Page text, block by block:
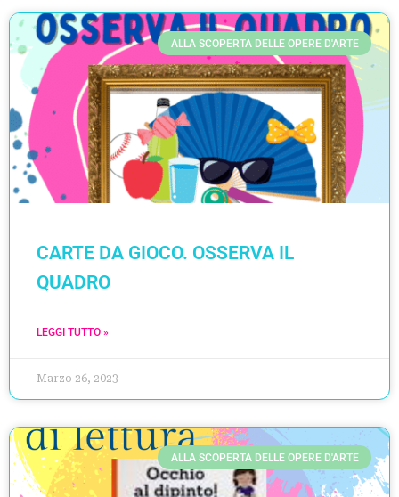
ALLA SCOPERTA DELLE OPERE D'ARTE
CARTE DA GIOCO. OSSERVA IL
QUADRO
LEGGI TUTTO »
Marzo 26, 2023
ALLA SCOPERTA DELLE OPERE D'ARTE